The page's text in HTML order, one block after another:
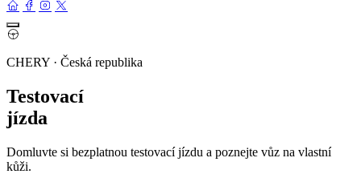
CHERY · Česká republika
Testovací
jízda
Domluvte si bezplatnou testovací jízdu a poznejte vůz na vlastní
kůži.